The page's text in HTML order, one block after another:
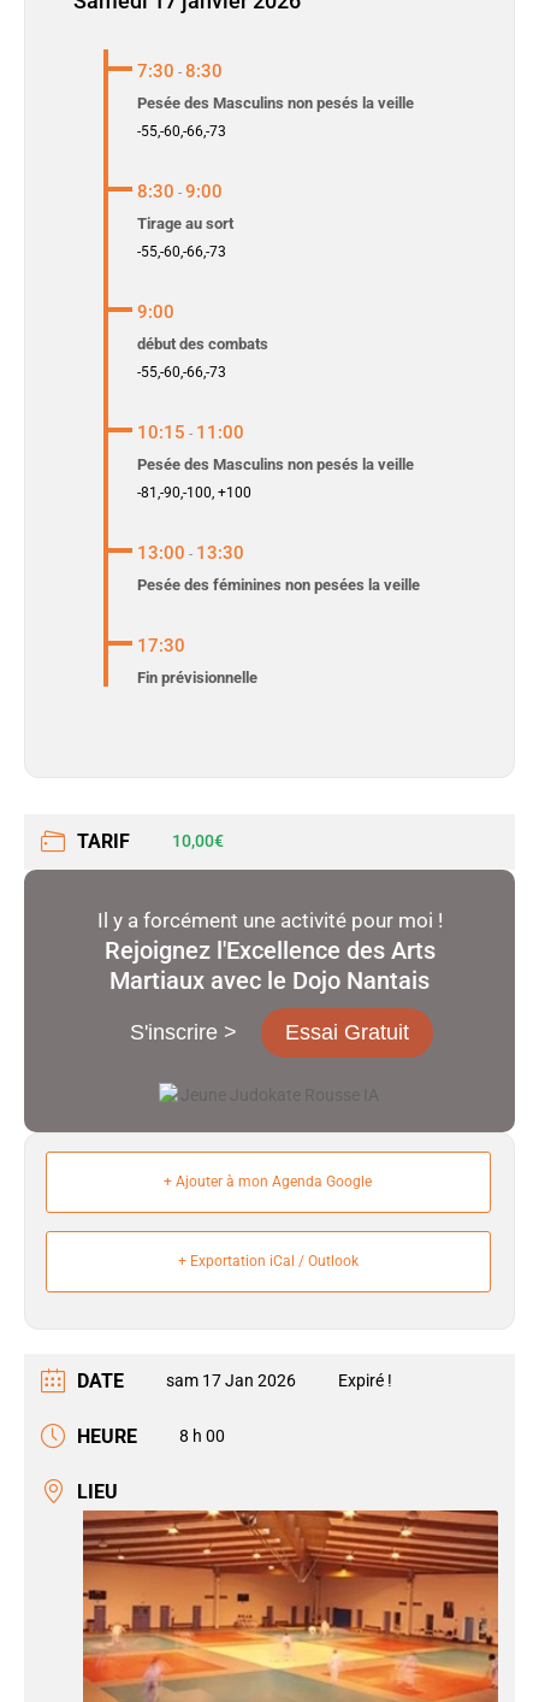
7:30 - 8:30
Pesée des Masculins non pesés la veille
-55,-60,-66,-73
8:30 - 9:00
Tirage au sort
-55,-60,-66,-73
9:00
début des combats
-55,-60,-66,-73
10:15 - 11:00
Pesée des Masculins non pesés la veille
-81,-90,-100, +100
13:00 - 13:30
Pesée des féminines non pesées la veille
17:30
Fin prévisionnelle
TARIF 10,00€
Rejoignez l'Excellence des Arts
Martiaux avec le Dojo Nantais
Il y a forcément une activité pour moi !
Essai Gratuit
S'inscrire >
+ Ajouter à mon Agenda Google
+ Exportation iCal / Outlook
DATE sam 17 Jan 2026 Expiré !
HEURE 8 h 00
LIEU